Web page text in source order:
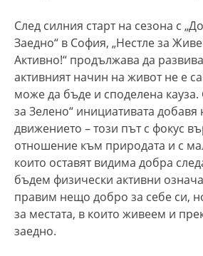
След силния старт на сезона с
Заедно“ в София, „Нестле за
Активно!“ продължава да
активният начин на живот не е
може да бъде и споделена кауза.
за Зелено“ инициативата
движението – този път с фокус
отношение към природата и с
които оставят видима добра
бъдем физически активни
правим нещо добро за себе си,
за местата, в които живеем и
заедно.